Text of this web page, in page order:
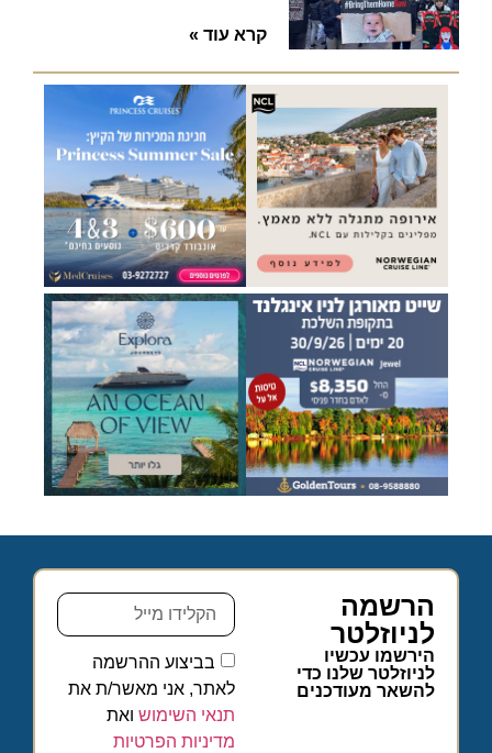
קרא עוד »
הרשמה
לניוזלטר
הירשמו עכשיו
לניוזלטר שלנו כדי
להשאר מעודכנים
בביצוע ההרשמה
לאתר, אני מאשר/ת את
תנאי השימוש ואת
מדיניות הפרטיות